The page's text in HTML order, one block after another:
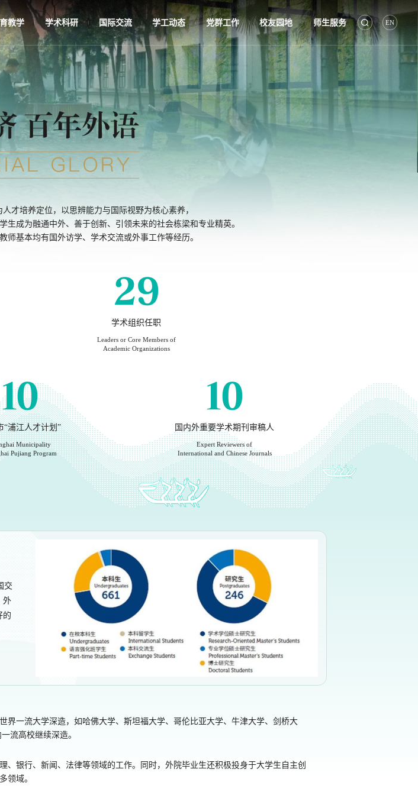
教学 学术科研 国际交流 学工动态 | 党群工作 | 校友园地 | 师生服务 EN
才培养定位，以思辨能力与国际视野为核心素养，
成为融通中外、善于创新、引领未来的社会栋梁和专业精英。
师基本均有国外访学、学术交流或外事工作等经历。
29
学术组织任职
Leaders or Core Members of
Academic Organizations
10
“浦江人才计划”
Municipality
Pujiang Program
10
国内外重要学术期刊审稿人
Expert Reviewers of
International and Chinese Journals
交
外
的
一流大学深造，如哈佛大学、斯坦福大学、哥伦比亚大学、牛津大学、剑桥大
流高校继续深造。
银行、新闻、法律等领域的工作。同时，外院毕业生还积极投身于大学生自主创
领域。